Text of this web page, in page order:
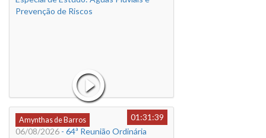
Prevenção de Riscos
Amynthas de Barros
01:31:39
06/08/2026 - 64ª Reunião Ordinária